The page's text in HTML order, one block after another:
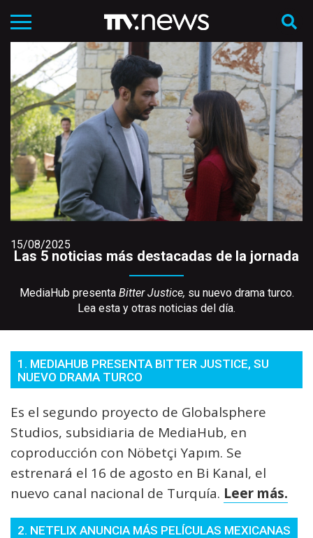
15/08/2025
Las 5 noticias más destacadas de la jornada
MediaHub presentaBitter Justice, su nuevo drama turco.
Lea esta y otras noticias del día.
1. MEDIAHUB PRESENTA BITTER JUSTICE, SU
NUEVO DRAMA TURCO
Es el segundo proyecto de Globalsphere
Studios, subsidiaria de MediaHub, en
coproducción con Nöbetçi Yapım. Se
estrenará el 16 de agosto en Bi Kanal, el
nuevo canal nacional de Turquía. Leer más.
2. NETFLIX ANUNCIA MÁS PELÍCULAS MEXICANAS